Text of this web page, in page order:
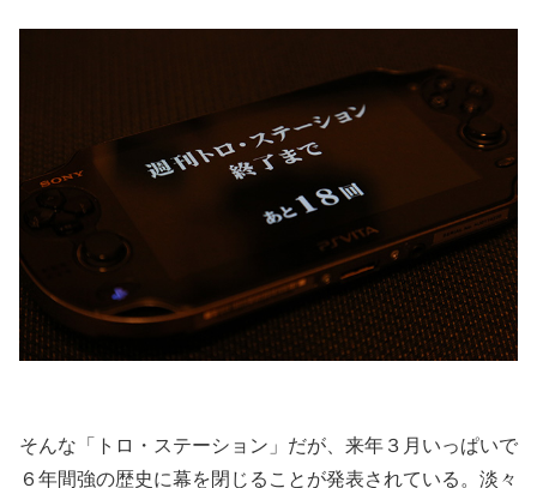
そんな「トロ・ステーション」だが、来年３月いっぱいで
６年間強の歴史に幕を閉じることが発表されている。淡々